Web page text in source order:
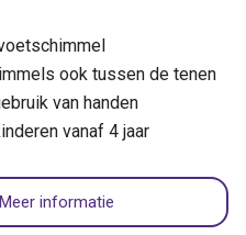
ook tussen de tenen
van handen
vanaf 4 jaar
Meer informatie